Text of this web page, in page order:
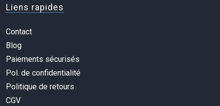
Liens rapides
Contact
Blog
Paiements sécurisés
Pol. de confidentialité
Politique de retours
CGV